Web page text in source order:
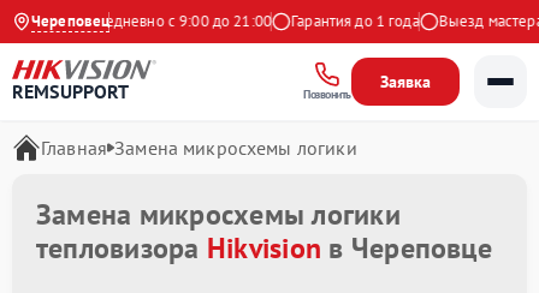
Череповец
Ежедневно с 9:00 до 21:00 Гарантия до 1 года Выезд мастера
REMSUPPORT Позвонить
Заявка
Главная Замена микросхемы логики
Замена микросхемы логики
тепловизора Hikvision в Череповце